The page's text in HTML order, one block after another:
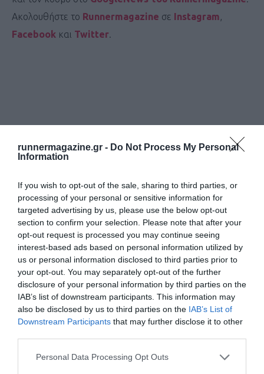
runnermagazine.gr - Do Not Process My Personal
Information
If you wish to opt-out of the sale, sharing to third parties, or
processing of your personal or sensitive information for
targeted advertising by us, please use the below opt-out
section to confirm your selection. Please note that after your
opt-out request is processed you may continue seeing
interest-based ads based on personal information utilized by
us or personal information disclosed to third parties prior to
your opt-out. You may separately opt-out of the further
disclosure of your personal information by third parties on the
IAB’s list of downstream participants. This information may
also be disclosed by us to third parties on the IAB’s List of
Downstream Participants that may further disclose it to other
Personal Data Processing Opt Outs
Ακολουθήστε το Runnermagazine σε Instagram,
Facebook και Twitter.
ΔΕΙΤΕ ΕΠΙΣΗΣ